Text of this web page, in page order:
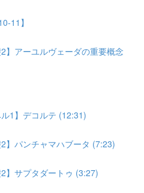
11】
】アーユルヴェーダの重要概念
ル1】デコルテ (12:31)
2】パンチャマハブータ (7:23)
2】サプタダートゥ (3:27)